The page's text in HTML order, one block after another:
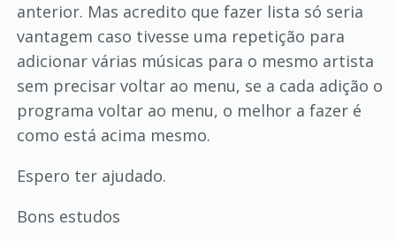
anterior. Mas acredito que fazer lista só seria
vantagem caso tivesse uma repetição para
adicionar várias músicas para o mesmo artista
sem precisar voltar ao menu, se a cada adição o
programa voltar ao menu, o melhor a fazer é
como está acima mesmo.
Espero ter ajudado.
Bons estudos